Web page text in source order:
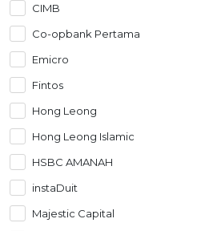
Gaya Hidup
SPECIAL PROMO
CIMB
Co-opbank Pertama
Emicro
Fintos
Hong Leong
Hong Leong Islamic
HSBC AMANAH
instaDuit
Majestic Capital